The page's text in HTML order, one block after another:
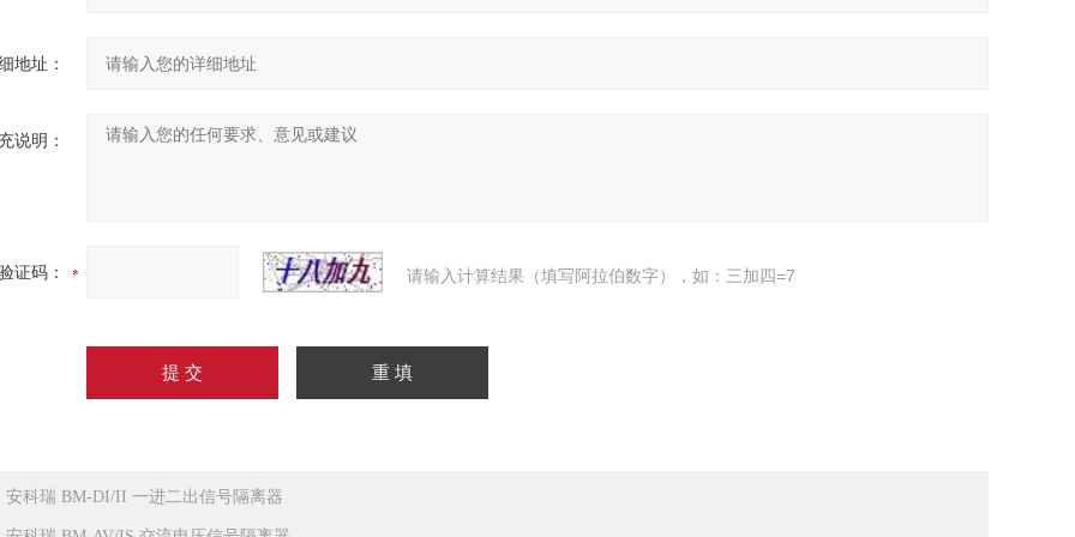
地址：
说明：
证码： 请输入计算结果（填写阿拉伯数字），如：三加四=7
安科瑞 BM-DI/II 一进二出信号隔离器